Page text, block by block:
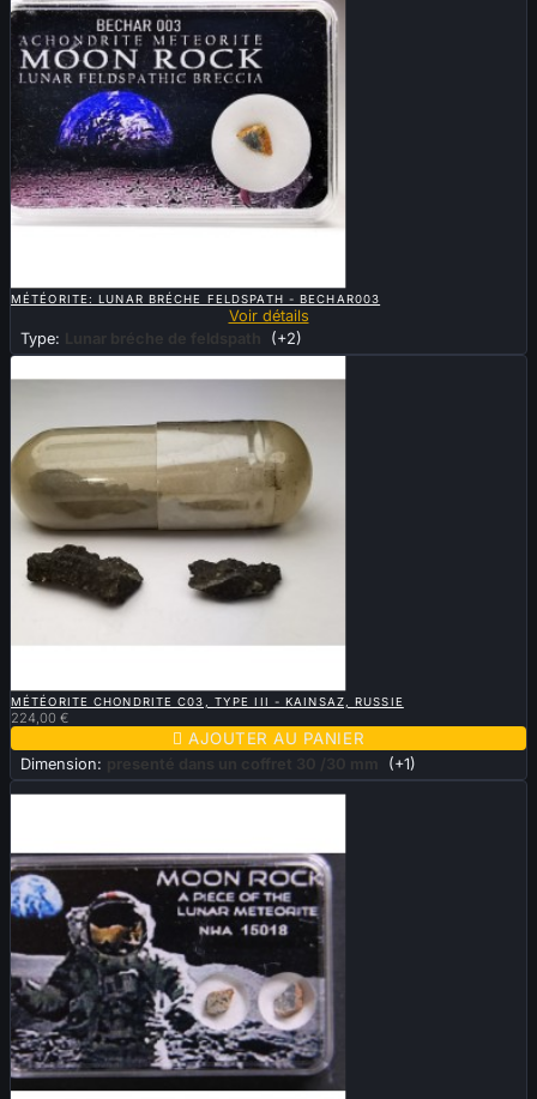
MÉTÉORITE: LUNAR BRÉCHE FELDSPATH - BECHAR003
Voir détails
Type:
Lunar bréche de feldspath (+2)
MÉTÉORITE CHONDRITE C03, TYPE III - KAINSAZ, RUSSIE
224,00 €
 AJOUTER AU PANIER
Dimension: presenté dans un coffret 30 /30 mm (+1)
Vendu